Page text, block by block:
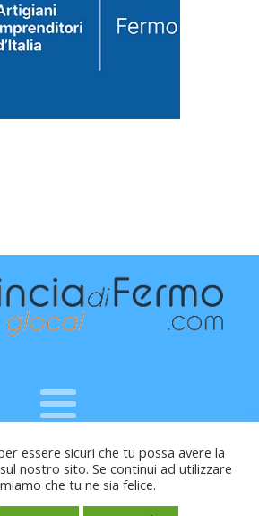
10 - 61121 Pesaro (PU) -
- Testata giornalistica, aut.
n.04/2010 del 05/08/2010
essere sicuri che tu possa avere la
nostro sito. Se continui ad utilizzare
che tu ne sia felice.